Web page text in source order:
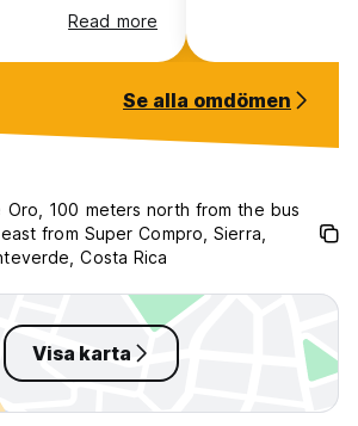
of us. He drove
free, lent us his
so good food.
on the house.
booking things
everything so
us so much.
cabin is
there is alot of
I really
here.
Read more
Se alla omdömen
Oro, 100 meters north from the bus
from Super Compro, Sierra,
Costa Rica
Visa karta